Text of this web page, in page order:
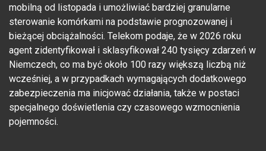
mobilną od listopada i umożliwiać bardziej granularne
sterowanie komórkami na podstawie prognozowanej i
bieżącej obciążalności. Telekom podaje, że w 2026 roku
agent zidentyfikował i sklasyfikował 240 tysięcy zdarzeń w
Niemczech, co ma być około 100 razy większą liczbą niż
wcześniej, a w przypadkach wymagających dodatkowego
zabezpieczenia ma inicjować działania, także w postaci
specjalnego doświetlenia czy czasowego wzmocnienia
pojemności.